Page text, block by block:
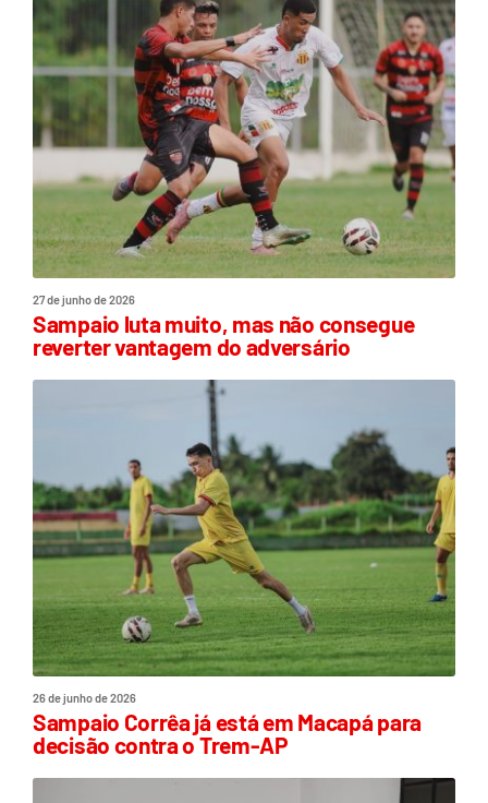
27 de junho de 2026
Sampaio luta muito, mas não consegue
reverter vantagem do adversário
26 de junho de 2026
Sampaio Corrêa já está em Macapá para
decisão contra o Trem-AP